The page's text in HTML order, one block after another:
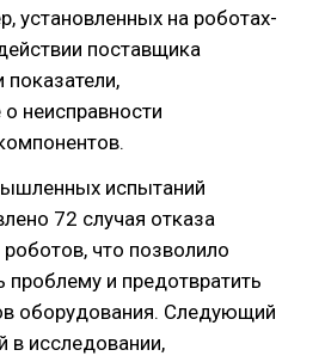
установленных на роботах-
поставщика
показатели,
неисправности
испытаний
72 случая отказа
что позволило
и предотвратить
оборудования. Следующий
в исследовании,